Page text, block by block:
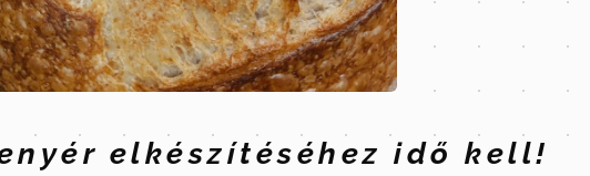
elkészítéséhez idő kell!